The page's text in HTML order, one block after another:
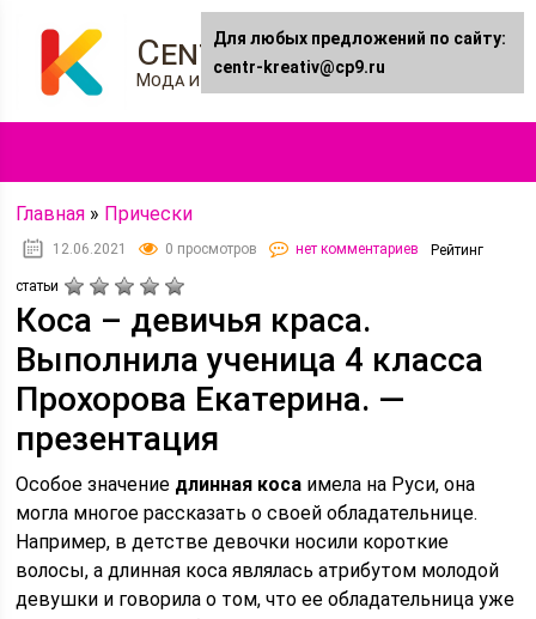
Centr-kreativ.ru
Мода и Стиль
Главная » Прически
12.06.2021 0 просмотров нет комментариев Рейтинг
статьи
Коса – девичья краса.
Выполнила ученица 4 класса
Прохорова Екатерина. —
презентация
Особое значение длинная коса имела на Руси, она
могла многое рассказать о своей обладательнице.
Например, в детстве девочки носили короткие
волосы, а длинная коса являлась атрибутом молодой
девушки и говорила о том, что ее обладательница уже
Для любых предложений по сайту:
centr-kreativ@cp9.ru